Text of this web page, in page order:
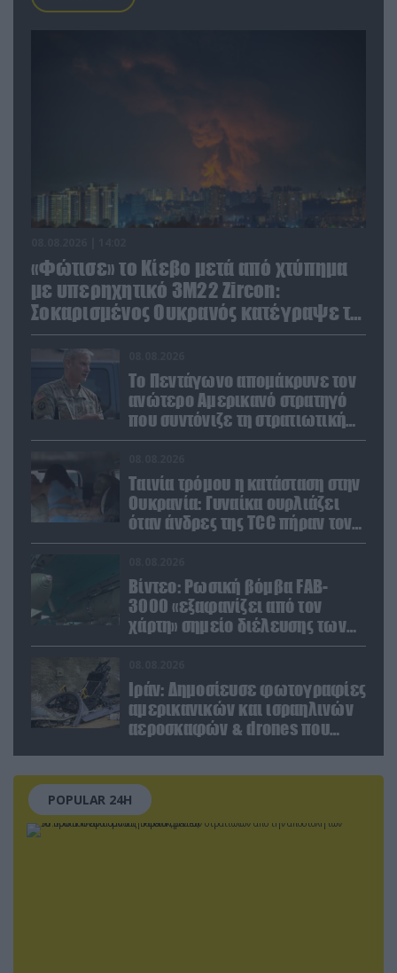
«Φώτισε» το Κίεβο μετά από χτύπημα
με υπερηχητικό 3M22 Zircon:
Σοκαρισμένος Ουκρανός κατέγραψε τη
στιγμή (βίντεο)
Το Πεντάγωνο απομάκρυνε τον
ανώτερο Αμερικανό στρατηγό
που συντόνιζε τη στρατιωτική
βοήθεια προς την Ουκρανία
Ταινία τρόμου η κατάσταση στην
Ουκρανία: Γυναίκα ουρλιάζει
όταν άνδρες της TCC πήραν τον
σύντροφό της (βίντεο)
Βίντεο: Ρωσική βόμβα FAB-
3000 «εξαφανίζει από τον
χάρτη» σημείο διέλευσης των
ουκρανικών δυνάμεων στην
Ιράν: Δημοσίευσε φωτογραφίες
αμερικανικών και ισραηλινών
αεροσκαφών & drones που
POPULAR 24H